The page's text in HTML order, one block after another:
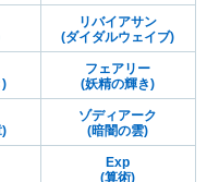
リバイアサン
(ダイダルウェイブ)
)
フェアリー
(妖精の輝き)
)
ゾディアーク
(暗闇の雲)
Exp
(算術)